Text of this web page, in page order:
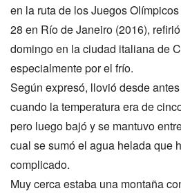
en la ruta de los Juegos
28 en Río de Janeiro (2016),
domingo en la ciudad italiana de
especialmente por el frío.
Según expresó, llovió desde
cuando la temperatura era de
pero luego bajó y se mantuvo
cual se sumó el agua helada que
complicado.
Muy cerca estaba una montaña